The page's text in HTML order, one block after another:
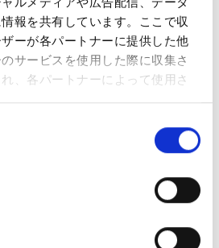
報を共有しています。ここで収
ーが各パートナーに提供した他
サービスを使用した際に収集さ
、各パートナーによって使用さ
をさがす
整形外科施設を検索することがで